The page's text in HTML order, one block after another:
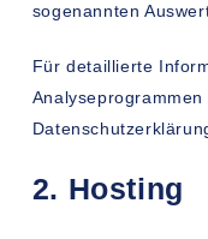
sogenannten
Für detaillierte
2. Hosting